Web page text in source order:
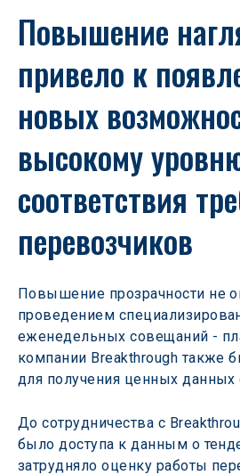
Повышение
привело к
новых
высокому
соответствия
перевозчиков
Повышение прозрачности не
проведением
еженедельных совещаний -
компании Breakthrough также
для получения ценных данных
До сотрудничества с
было доступа к данным о
затрудняло оценку работы